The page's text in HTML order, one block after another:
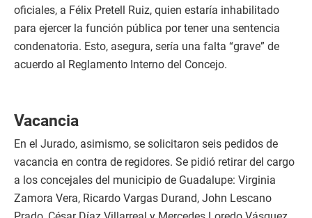
oficiales, a Félix Pretell Ruiz, quien estaría inhabilitado
para ejercer la función pública por tener una sentencia
condenatoria. Esto, asegura, sería una falta “grave” de
acuerdo al Reglamento Interno del Concejo.
Vacancia
En el Jurado, asimismo, se solicitaron seis pedidos de
vacancia en contra de regidores. Se pidió retirar del cargo
a los concejales del municipio de Guadalupe: Virginia
Zamora Vera, Ricardo Vargas Durand, John Lescano